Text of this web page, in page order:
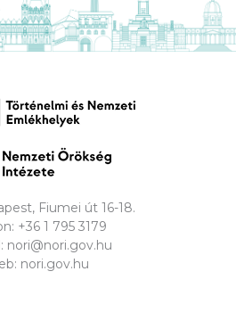
Fiumei út 16-18.
+36 1 795 3179
nori@nori.gov.hu
nori.gov.hu